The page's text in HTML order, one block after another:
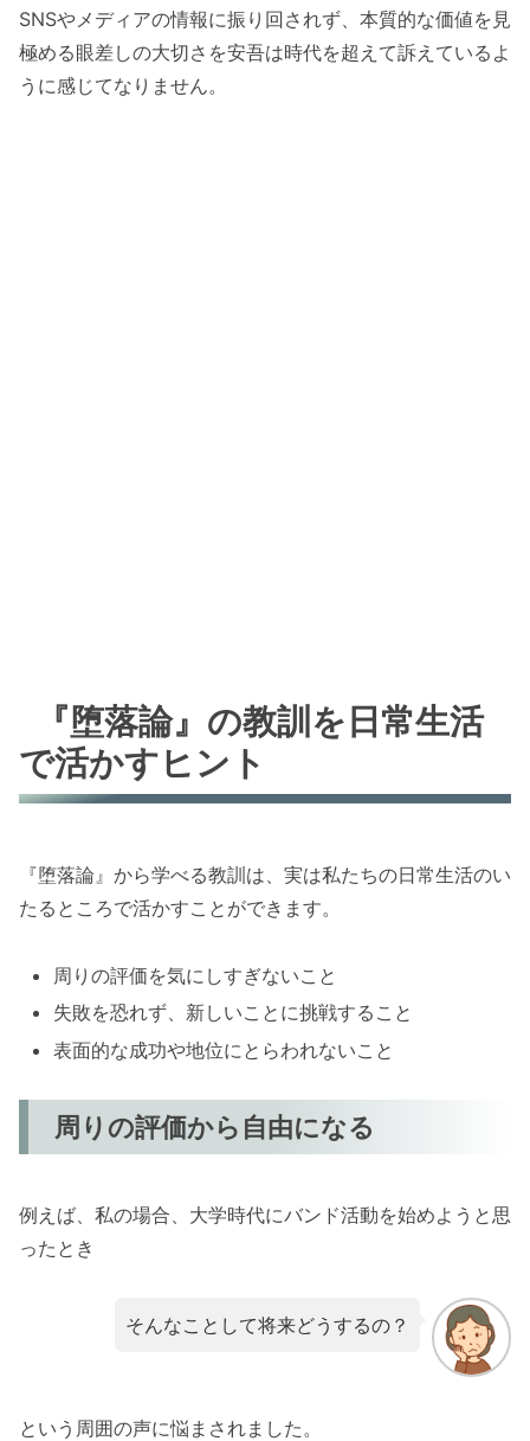
SNSやメディアの情報に振り回されず、本質的な価値を見
極める眼差しの大切さを安吾は時代を超えて訴えているよ
うに感じてなりません。
『堕落論』の教訓を日常生活
で活かすヒント
『堕落論』から学べる教訓は、実は私たちの日常生活のい
たるところで活かすことができます。
周りの評価を気にしすぎないこと
失敗を恐れず、新しいことに挑戦すること
表面的な成功や地位にとらわれないこと
周りの評価から自由になる
例えば、私の場合、大学時代にバンド活動を始めようと思
ったとき
そんなことして将来どうするの？
という周囲の声に悩まされました。